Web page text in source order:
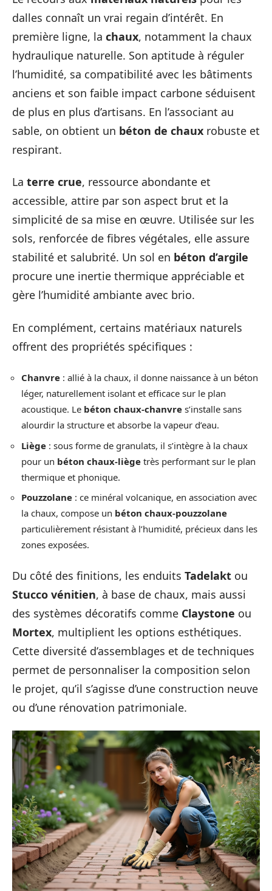
dalles connaît un vrai regain d’intérêt. En
première ligne, la chaux, notamment la chaux
hydraulique naturelle. Son aptitude à réguler
l’humidité, sa compatibilité avec les bâtiments
anciens et son faible impact carbone séduisent
de plus en plus d’artisans. En l’associant au
sable, on obtient un béton de chaux robuste et
respirant.
La terre crue, ressource abondante et
accessible, attire par son aspect brut et la
simplicité de sa mise en œuvre. Utilisée sur les
sols, renforcée de fibres végétales, elle assure
stabilité et salubrité. Un sol en béton d’argile
procure une inertie thermique appréciable et
gère l’humidité ambiante avec brio.
En complément, certains matériaux naturels
offrent des propriétés spécifiques :
Chanvre : allié à la chaux, il donne naissance à un béton
léger, naturellement isolant et efficace sur le plan
acoustique. Le béton chaux-chanvre s’installe sans
alourdir la structure et absorbe la vapeur d’eau.
Liège : sous forme de granulats, il s’intègre à la chaux
pour un béton chaux-liège très performant sur le plan
thermique et phonique.
Pouzzolane : ce minéral volcanique, en association avec
la chaux, compose un béton chaux-pouzzolane
particulièrement résistant à l’humidité, précieux dans les
zones exposées.
Du côté des finitions, les enduits Tadelakt ou
Stucco vénitien, à base de chaux, mais aussi
des systèmes décoratifs comme Claystone ou
Mortex, multiplient les options esthétiques.
Cette diversité d’assemblages et de techniques
permet de personnaliser la composition selon
le projet, qu’il s’agisse d’une construction neuve
ou d’une rénovation patrimoniale.